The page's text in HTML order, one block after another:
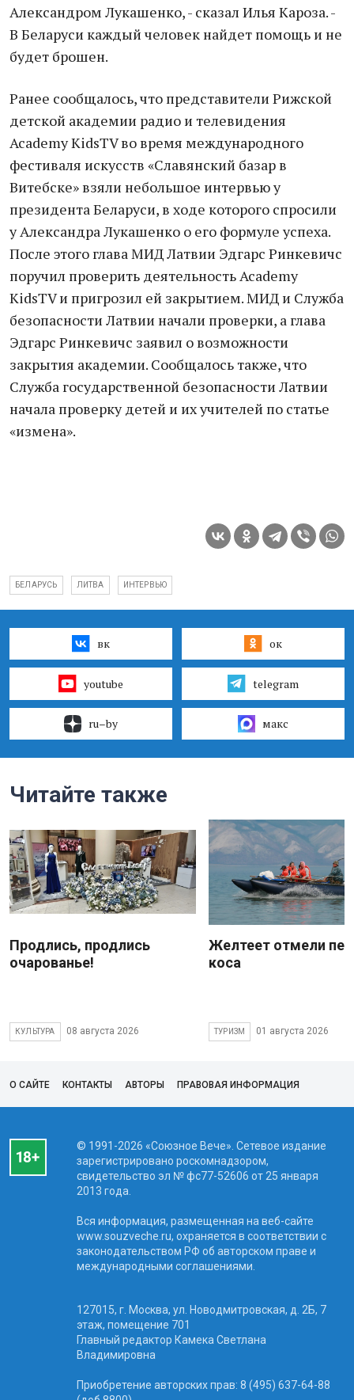
Александром Лукашенко, - сказал Илья Кароза. -
В Беларуси каждый человек найдет помощь и не
будет брошен.
Ранее сообщалось, что представители Рижской
детской академии радио и телевидения
Academy KidsTV во время международного
фестиваля искусств «Славянский базар в
Витебске» взяли небольшое интервью у
президента Беларуси, в ходе которого спросили
у Александра Лукашенко о его формуле успеха.
После этого глава МИД Латвии Эдгарс Ринкевичс
поручил проверить деятельность Academy
KidsTV и пригрозил ей закрытием. МИД и Служба
безопасности Латвии начали проверки, а глава
Эдгарс Ринкевичс заявил о возможности
закрытия академии. Сообщалось также, что
Служба государственной безопасности Латвии
начала проверку детей и их учителей по статье
«измена».
БЕЛАРУСЬ ЛИТВА ИНТЕРВЬЮ
вк ок
youtube telegram
ru–by макс
Читайте также
Продлись, продлись
очарованье!
КУЛЬТУРА 08 августа 2026
Желтеет отмели
коса
ТУРИЗМ 01 августа 2026
О САЙТЕ КОНТАКТЫ АВТОРЫ ПРАВОВАЯ ИНФОРМАЦИЯ
© 1991-2026 «Союзное Вече». Сетевое издание
зарегистрировано роскомнадзором,
свидетельство эл № фc77-52606 от 25 января
2013 года.
Вся информация, размещенная на веб-сайте
www.souzveche.ru, охраняется в соответствии с
законодательством РФ об авторском праве и
международными соглашениями.
127015, г. Москва, ул. Новодмитровская, д. 2Б, 7
этаж, помещение 701
Главный редактор Камека Светлана
Владимировна
Приобретение авторских прав: 8 (495) 637-64-88